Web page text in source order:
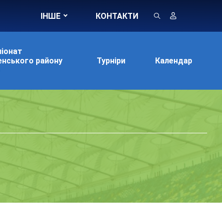
ІНШЕ КОНТАКТИ
району
Турніри Календар